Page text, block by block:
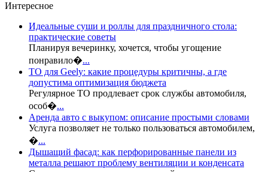
Интересное
Идеальные суши и роллы для праздничного стола:
практические советы
Планируя вечеринку, хочется, чтобы угощение
понравило�...
ТО для Geely: какие процедуры критичны, а где
допустима оптимизация бюджета
Регулярное ТО продлевает срок службы автомобиля,
особ�...
Аренда авто с выкупом: описание простыми словами
Услуга позволяет не только пользоваться автомобилем,
�...
Дышащий фасад: как перфорированные панели из
металла решают проблему вентиляции и конденсата